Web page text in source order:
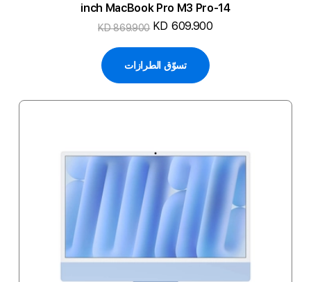
14-inch MacBook Pro M3 Pro
KD 609.900
KD 869.900
تسوّق الطرازات